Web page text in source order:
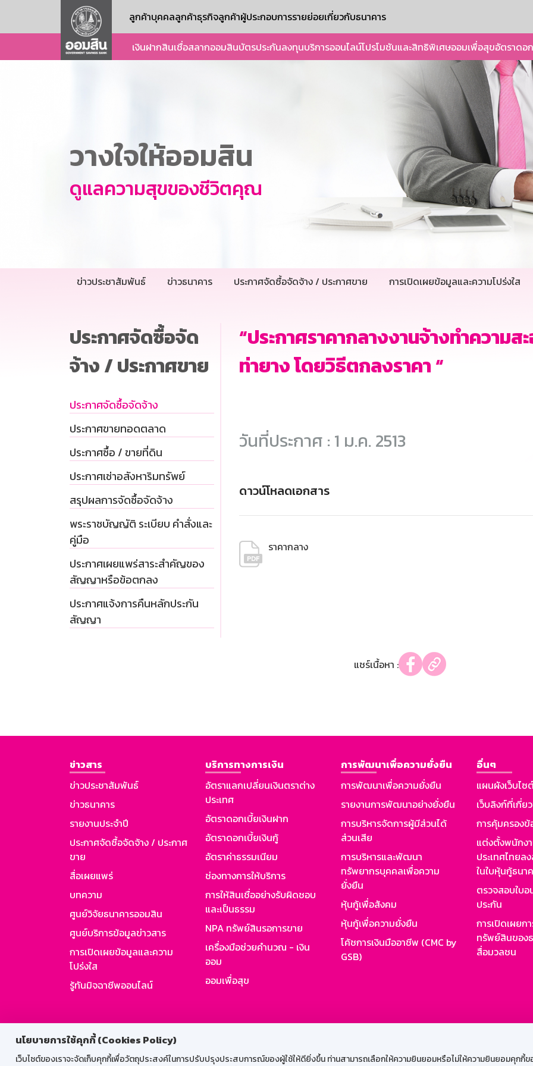
นโยบายการใช้คุกกี้ (Cookies Policy)
เว็บไซต์ของเราจะจัดเก็บคุกกี้เพื่อวัตถุประสงค์ในการปรับปรุงประสบการณ์ของผู้ใช้ให้ดียิ่งขึ้น ท่านสามารถเลือกให้ความยินยอมหรือไม่ให้ความยินยอมคุกกี้ข
ลูกค้าบุคคลลูกค้าธุรกิจลูกค้าผู้ประกอบการรายย่อยเกี่ยวกับธนาคาร
เงินฝากสินเชื่อสลากออมสินบัตรประกันลงทุนบริการออนไลน์โปรโมชันและสิทธิพิเศษออมเพื่อสุขอัตราดอ
วางใจให้ออมสิน
ดูแลความสุขของชีวิตคุณ
ข่าวประชาสัมพันธ์ ข่าวธนาคาร ประกาศจัดซื้อจัดจ้าง / ประกาศขาย การเปิดเผยข้อมูลและความโปร่งใส
ประกาศจัดซื้อจัด
จ้าง / ประกาศขาย
ประกาศจัดซื้อจัดจ้าง
ประกาศขายทอดตลาด
ประกาศซื้อ / ขายที่ดิน
ประกาศเช่าอสังหาริมทรัพย์
สรุปผลการจัดซื้อจัดจ้าง
พระราชบัญญัติ ระเบียบ คำสั่งและ
คู่มือ
ประกาศเผยแพร่สาระสำคัญของ
สัญญาหรือข้อตกลง
ประกาศแจ้งการคืนหลักประกัน
สัญญา
“ประกาศราคากลางงานจ้างทำความ
ท่ายาง โดยวิธีตกลงราคา “
วันที่ประกาศ : 1 ม.ค. 2513
ดาวน์โหลดเอกสาร
ราคากลาง
แชร์เนื้อหา :
ข่าวสาร
ข่าวประชาสัมพันธ์
ข่าวธนาคาร
รายงานประจำปี
ประกาศจัดซื้อจัดจ้าง / ประกาศ
ขาย
สื่อเผยแพร่
บทความ
ศูนย์วิจัยธนาคารออมสิน
ศูนย์บริการข้อมูลข่าวสาร
การเปิดเผยข้อมูลและความ
โปร่งใส
รู้ทันมิจฉาชีพออนไลน์
บริการทางการเงิน
อัตราแลกเปลี่ยนเงินตราต่าง
ประเทศ
อัตราดอกเบี้ยเงินฝาก
อัตราดอกเบี้ยเงินกู้
อัตราค่าธรรมเนียม
ช่องทางการให้บริการ
การให้สินเชื่ออย่างรับผิดชอบ
และเป็นธรรม
NPA ทรัพย์สินรอการขาย
เครื่องมือช่วยคำนวณ - เงิน
ออม
ออมเพื่อสุข
การพัฒนาเพื่อความยั่งยืน
การพัฒนาเพื่อความยั่งยืน
รายงานการพัฒนาอย่างยั่งยืน
การบริหารจัดการผู้มีส่วนได้
ส่วนเสีย
การบริหารและพัฒนา
ทรัพยากรบุคคลเพื่อความ
ยั่งยืน
หุ้นกู้เพื่อสังคม
หุ้นกู้เพื่อความยั่งยืน
โค้ชการเงินมืออาชีพ (CMC by
GSB)
อื่นๆ
แผนผังเว็บไซ
เว็บลิงก์ที่เกี่ย
การคุ้มครอง
แต่งตั้งพนักง
ประเทศไทยล
ในใบหุ้นกู้ธนา
ตรวจสอบใบ
ประกัน
การเปิดเผยก
ทรัพย์สินของ
สื่อมวลชน